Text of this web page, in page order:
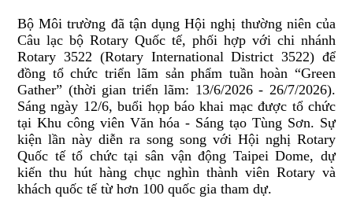
Bộ Môi trường đã tận dụng Hội nghị thường niên của
Câu lạc bộ Rotary Quốc tế, phối hợp với chi nhánh
Rotary 3522 (Rotary International District 3522) để
đồng tổ chức triển lãm sản phẩm tuần hoàn “Green
Gather” (thời gian triển lãm: 13/6/2026 - 26/7/2026).
Sáng ngày 12/6, buổi họp báo khai mạc được tổ chức
tại Khu công viên Văn hóa - Sáng tạo Tùng Sơn. Sự
kiện lần này diễn ra song song với Hội nghị Rotary
Quốc tế tổ chức tại sân vận động Taipei Dome, dự
kiến thu hút hàng chục nghìn thành viên Rotary và
khách quốc tế từ hơn 100 quốc gia tham dự.